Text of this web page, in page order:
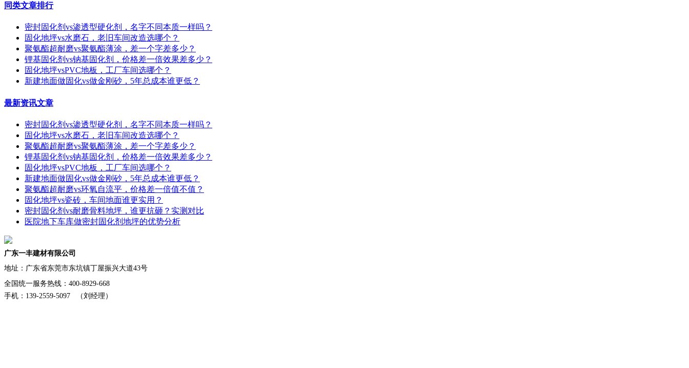
同类文章排行
密封固化剂vs渗透型硬化剂，名字不同本质一样吗？
固化地坪vs水磨石，老旧车间改造选哪个？
聚氨酯超耐磨vs聚氨酯薄涂，差一个字差多少？
锂基固化剂vs钠基固化剂，价格差一倍效果差多少？
固化地坪vsPVC地板，工厂车间选哪个？
新建地面做固化vs做金刚砂，5年总成本谁更低？
最新资讯文章
密封固化剂vs渗透型硬化剂，名字不同本质一样吗？
固化地坪vs水磨石，老旧车间改造选哪个？
聚氨酯超耐磨vs聚氨酯薄涂，差一个字差多少？
锂基固化剂vs钠基固化剂，价格差一倍效果差多少？
固化地坪vsPVC地板，工厂车间选哪个？
新建地面做固化vs做金刚砂，5年总成本谁更低？
聚氨酯超耐磨vs环氧自流平，价格差一倍值不值？
固化地坪vs瓷砖，车间地面谁更实用？
密封固化剂vs耐磨骨料地坪，谁更抗砸？实测对比
医院地下车库做密封固化剂地坪的优势分析
广东一丰建材有限公司
地址： 广东省东莞市东坑镇丁屋振兴大道43号
全国统一服务热线：400-8929-668
手机：139-2559-5097 （刘经理）